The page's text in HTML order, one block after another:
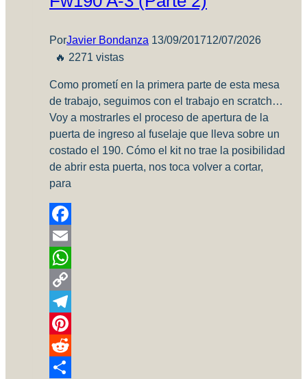
Desgaste
PorJavier Bondanza 13/09/201712/07/2026
🔥 2271 vistas
Como prometí en la primera parte de esta mesa
de trabajo, seguimos con el trabajo en scratch…
Voy a mostrarles el proceso de apertura de la
puerta de ingreso al fuselaje que lleva sobre un
costado el 190. Cómo el kit no trae la posibilidad
de abrir esta puerta, nos toca volver a cortar,
para
Facebook
Email
WhatsApp
Copy
Link
Telegram
Pinterest
Reddit